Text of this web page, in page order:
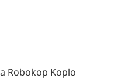
Robokop Koplo